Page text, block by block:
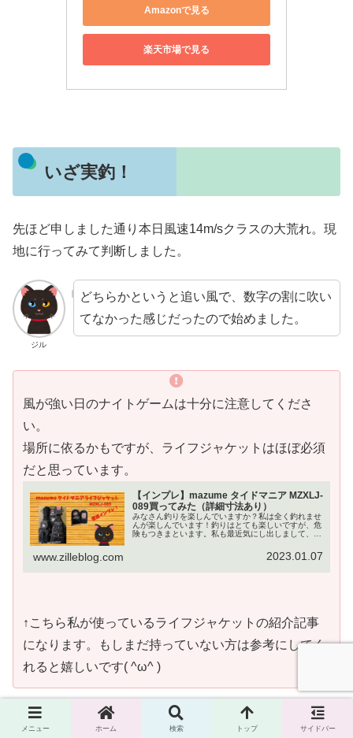
Amazonで見る
楽天市場で見る
いざ実釣！
先ほど申しました通り本日風速14m/sクラスの大荒れ。現
地に行ってみて判断しました。
ジル
どちらかというと追い風で、数字の割に吹い
てなかった感じだったので始めました。
風が強い日のナイトゲームは十分に注意してくださ
い。
場所に依るかもですが、ライフジャケットはほぼ必須
だと思っています。
【インプレ】mazume タイドマニア MZXLJ-
089買ってみた（詳細寸法あり）
みなさん釣りを楽しんでいますか？私は全く釣れませ
んが楽しんでいます！釣りはとても楽しいですが、危
険もつきまといます。私も最近気にし出しまして、ラ
www.zilleblog.com 2023.01.07
↑こちら私が使っているライフジャケットの紹介記事
になります。もしまだ持っていない方は参考にしてく
れると嬉しいです( ^ω^ )
まだ明るかったのでワームから始めます。DAIWA 月下美
メニュー ホーム 検索 トップ サイドバー